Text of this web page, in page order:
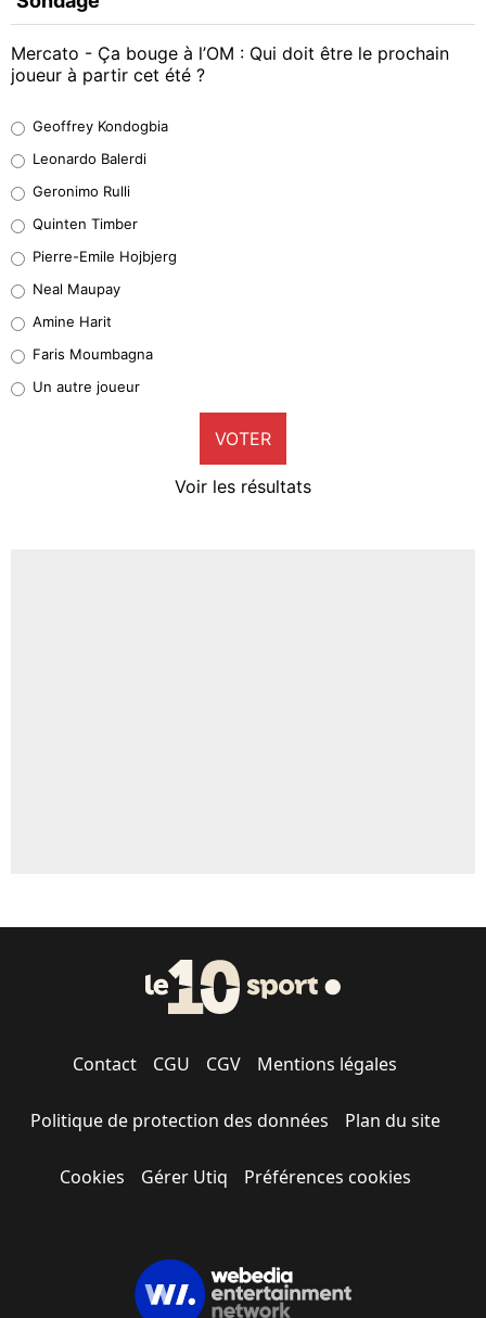
Mercato - Ça bouge à l’OM : Qui doit être le prochain
joueur à partir cet été ?
38%
32%
5%
1%
9%
Geoffrey Kondogbia
Leonardo Balerdi
Geronimo Rulli
Quinten Timber
Pierre-Emile Hojbjerg
Neal Maupay
Amine Harit
Faris Moumbagna
Un autre joueur
VOTER
Voir les résultats
Contact CGU CGV Mentions légales
Politique de protection des données Plan du site
Cookies Gérer Utiq Préférences cookies